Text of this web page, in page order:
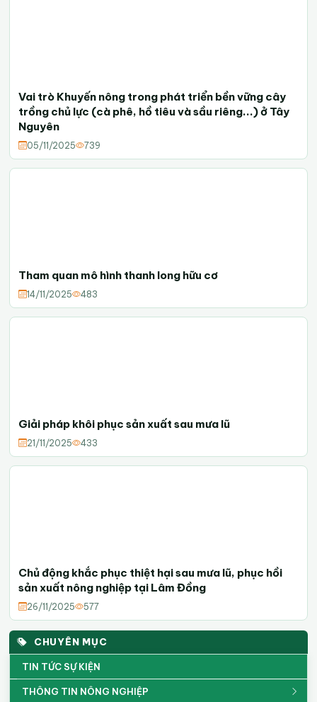
CHUYÊN MỤC
TIN TỨC SỰ KIỆN
THÔNG TIN NÔNG NGHIỆP
Vai trò Khuyến nông trong phát triển bền vững cây
trồng chủ lực (cà phê, hồ tiêu và sầu riêng...) ở Tây
Nguyên
05/11/2025 739
Tham quan mô hình thanh long hữu cơ
14/11/2025 483
Giải pháp khôi phục sản xuất sau mưa lũ
21/11/2025 433
Chủ động khắc phục thiệt hại sau mưa lũ, phục hồi
sản xuất nông nghiệp tại Lâm Đồng
26/11/2025 577